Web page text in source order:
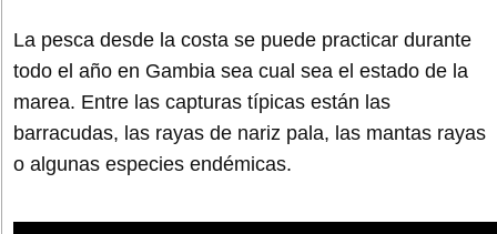
La pesca desde la costa se puede practicar durante
todo el año en Gambia sea cual sea el estado de la
marea. Entre las capturas típicas están las
barracudas, las rayas de nariz pala, las mantas rayas
o algunas especies endémicas.